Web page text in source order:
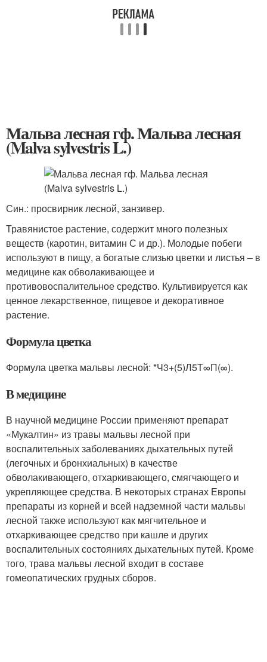
Мальва лесная гф. Мальва лесная
(Malva sylvestris L.)
Син.: просвирник лесной, занзивер.
Травянистое растение, содержит много полезных
веществ (каротин, витамин С и др.). Молодые побеги
используют в пищу, а богатые слизью цветки и листья – в
медицине как обволакивающее и
противовоспалительное средство. Культивируется как
ценное лекарственное, пищевое и декоративное
растение.
Формула цветка
Формула цветка мальвы лесной: *Ч3+(5)Л5Т∞П(∞).
В медицине
В научной медицине России применяют препарат
«Мукалтин» из травы мальвы лесной при
воспалительных заболеваниях дыхательных путей
(легочных и бронхиальных) в качестве
обволакивающего, отхаркивающего, смягчающего и
укрепляющее средства. В некоторых странах Европы
препараты из корней и всей надземной части мальвы
лесной также используют как мягчительное и
отхаркивающее средство при кашле и других
воспалительных состояниях дыхательных путей. Кроме
того, трава мальвы лесной входит в составе
гомеопатических грудных сборов.